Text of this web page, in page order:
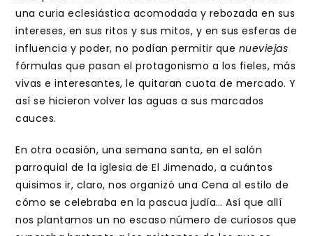
una curia eclesiástica acomodada y rebozada en sus
intereses, en sus ritos y sus mitos, y en sus esferas de
influencia y poder, no podían permitir que nueviejas
fórmulas que pasan el protagonismo a los fieles, más
vivas e interesantes, le quitaran cuota de mercado. Y
así se hicieron volver las aguas a sus marcados
cauces.
En otra ocasión, una semana santa, en el salón
parroquial de la iglesia de El Jimenado, a cuántos
quisimos ir, claro, nos organizó una Cena al estilo de
cómo se celebraba en la pascua judía… Así que allí
nos plantamos un no escaso número de curiosos que